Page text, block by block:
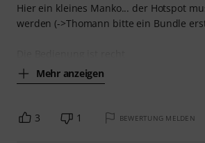
Hier ein kleines Manko... der Hotspot
werden (->Thomann bitte ein Bundle
Mehr anzeigen
3 1 BEWERTUNG MELDEN